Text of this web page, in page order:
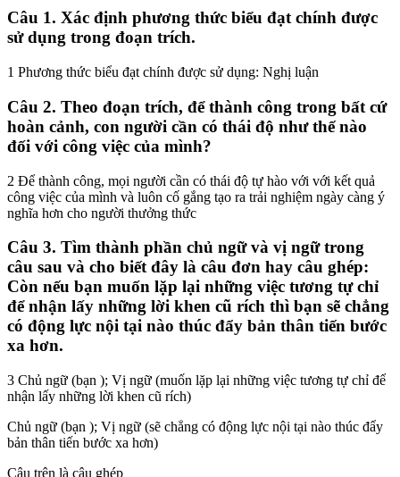
Câu 1. Xác định phương thức biểu đạt chính được
sử dụng trong đoạn trích.
1 Phương thức biểu đạt chính được sử dụng: Nghị luận
Câu 2. Theo đoạn trích, để thành công trong bất cứ
hoàn cảnh, con người cần có thái độ như thế nào
đối với công việc của mình?
2 Để thành công, mọi người cần có thái độ tự hào với với kết quả
công việc của mình và luôn cố gắng tạo ra trải nghiệm ngày càng ý
nghĩa hơn cho người thưởng thức
Câu 3. Tìm thành phần chủ ngữ và vị ngữ trong
câu sau và cho biết đây là câu đơn hay câu ghép:
Còn nếu bạn muốn lặp lại những việc tương tự chỉ
để nhận lấy những lời khen cũ rích thì bạn sẽ chẳng
có động lực nội tại nào thúc đẩy bản thân tiến bước
xa hơn.
3 Chủ ngữ (bạn ); Vị ngữ (muốn lặp lại những việc tương tự chỉ để
nhận lấy những lời khen cũ rích)
Chủ ngữ (bạn ); Vị ngữ (sẽ chẳng có động lực nội tại nào thúc đẩy
bản thân tiến bước xa hơn)
Câu trên là câu ghép